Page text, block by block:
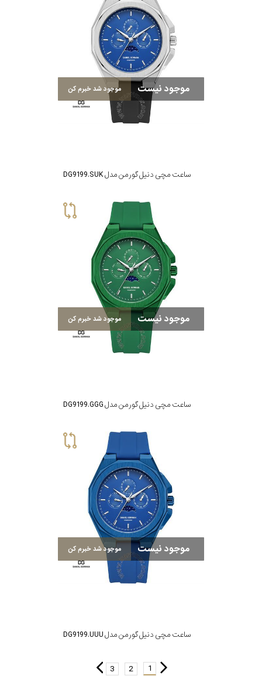
موجود نیست موجود شد خبرم کن
ساعت مچی دنیل گورمن مدل DG9199.SUK
موجود نیست موجود شد خبرم کن
ساعت مچی دنیل گورمن مدل DG9199.GGG
موجود نیست موجود شد خبرم کن
ساعت مچی دنیل گورمن مدل DG9199.UUU
1
2
3